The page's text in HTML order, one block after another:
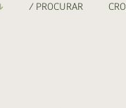
/ PROCURAR